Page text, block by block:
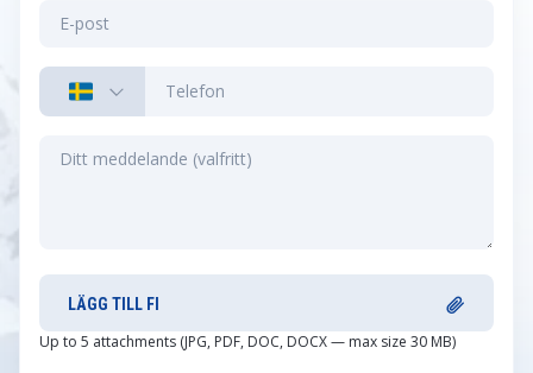
LÄGG TILL FI
Up to 5 attachments (JPG, PDF, DOC, DOCX — max size 30 MB)